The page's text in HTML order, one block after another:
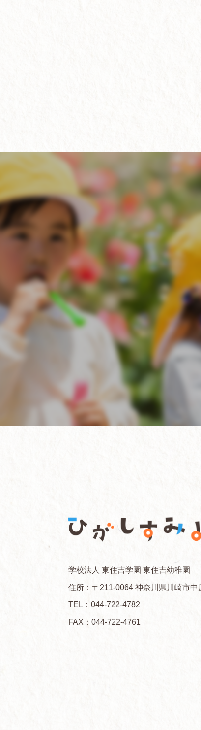
学校法人 東住吉学園 東住吉幼稚園
住所：〒211-0064 神奈川県川崎市中
TEL：044-722-4782
FAX：044-722-4761